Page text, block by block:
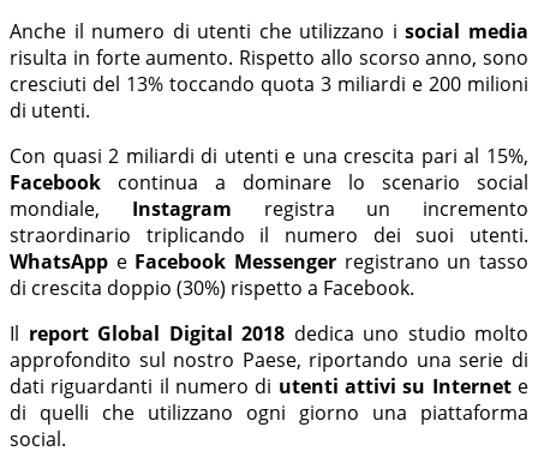
Anche il numero di utenti che utilizzano isocial media
risulta in forte aumento. Rispetto allo scorso anno, sono
cresciuti del 13% toccando quota 3 miliardi e 200 milioni
di utenti.
Con quasi 2 miliardi di utenti e una crescita pari al 15%,
Facebook continua a dominare lo scenario social
mondiale, Instagram registra un incremento
straordinario triplicando il numero dei suoi utenti.
WhatsApp e Facebook Messenger registrano un tasso
di crescita doppio (30%) rispetto a Facebook.
Il report Global Digital 2018 dedica uno studio molto
approfondito sul nostro Paese, riportando una serie di
dati riguardanti il numero di utenti attivi su Internete
di quelli che utilizzano ogni giorno una piattaforma
social.